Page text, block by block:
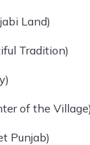
Land)
Tradition)
of the Village)
Punjab)